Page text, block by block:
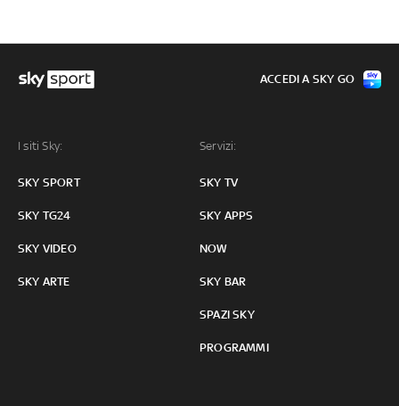
I siti Sky:
SKY SPORT
SKY TG24
SKY VIDEO
SKY ARTE
Servizi:
SKY TV
SKY APPS
NOW
SKY BAR
SPAZI SKY
PROGRAMMI
ACCEDI A SKY GO